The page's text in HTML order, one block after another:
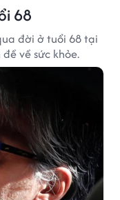
68
đời ở tuổi 68 tại
về sức khỏe.